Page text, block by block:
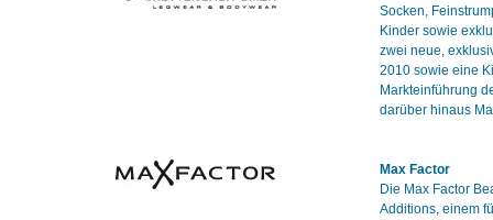
Socken,
Kinder sowie
zwei neue,
2010 sowie eine
Markteinführung
darüber hinaus
Max Factor
Die Max Factor
Additions, einem